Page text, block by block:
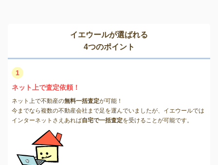
イエウールが選ばれる
4つのポイント
1
ネット上で査定依頼！
ネット上で不動産の無料一括査定が可能！
今までなら複数の不動産会社まで足を運んでいましたが、イエウールでは
インターネットさえあれば自宅で一括査定を受けることが可能です。